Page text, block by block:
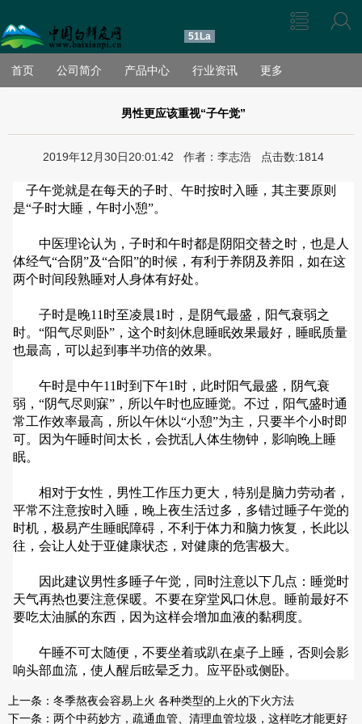
51La
首页 公司简介 产品中心 行业资讯 更多
男性更应该重视“子午觉”
2019年12月30日20:01:42 作者：李志浩 点击数:1814
子午觉就是在每天的子时、午时按时入睡，其主要原则
是“子时大睡，午时小憩”。
中医理论认为，子时和午时都是阴阳交替之时，也是人
体经气“合阴”及“合阳”的时候，有利于养阴及养阳，如在这
两个时间段熟睡对人身体有好处。
子时是晚11时至凌晨1时，是阴气最盛，阳气衰弱之
时。“阳气尽则卧”，这个时刻休息睡眠效果最好，睡眠质量
也最高，可以起到事半功倍的效果。
午时是中午11时到下午1时，此时阳气最盛，阴气衰
弱，“阴气尽则寐”，所以午时也应睡觉。不过，阳气盛时通
常工作效率最高，所以午休以“小憩”为主，只要半个小时即
可。因为午睡时间太长，会扰乱人体生物钟，影响晚上睡
眠。
相对于女性，男性工作压力更大，特别是脑力劳动者，
平常不注意按时入睡，晚上夜生活过多，多错过睡子午觉的
时机，极易产生睡眠障碍，不利于体力和脑力恢复，长此以
往，会让人处于亚健康状态，对健康的危害极大。
因此建议男性多睡子午觉，同时注意以下几点：睡觉时
天气再热也要注意保暖。不要在穿堂风口休息。睡前最好不
要吃太油腻的东西，因为这样会增加血液的黏稠度。
午睡不可太随便，不要坐着或趴在桌子上睡，否则会影
响头部血流，使人醒后眩晕乏力。应平卧或侧卧。
上一条： 冬季熬夜会容易上火 各种类型的上火的下火方法
下一条： 两个中药妙方，疏通血管、清理血管垃圾，这样吃才能更好